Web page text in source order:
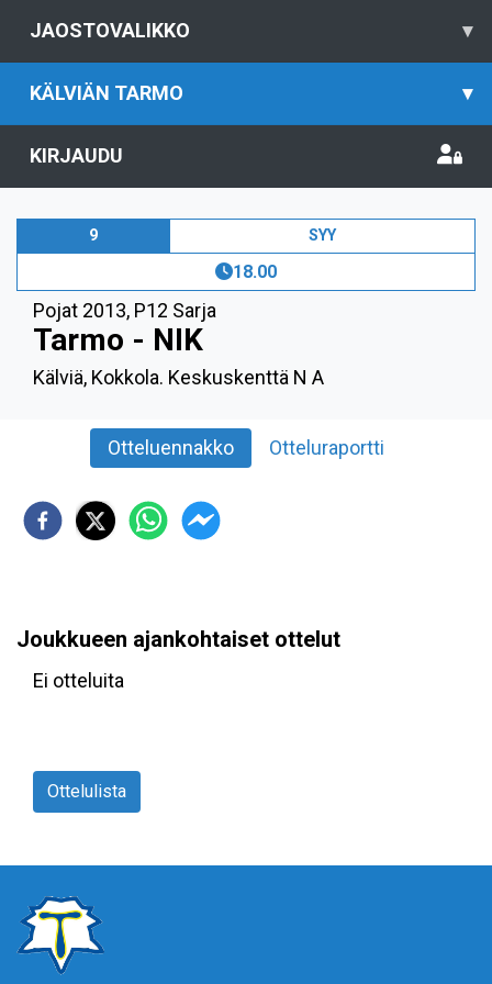
JAOSTOVALIKKO ▾
KÄLVIÄN TARMO ▾
KIRJAUDU
9 SYY
18.00
Pojat 2013, P12 Sarja
Tarmo - NIK
Kälviä, Kokkola. Keskuskenttä N A
Otteluennakko Otteluraportti
Joukkueen ajankohtaiset ottelut
Ei otteluita
Ottelulista